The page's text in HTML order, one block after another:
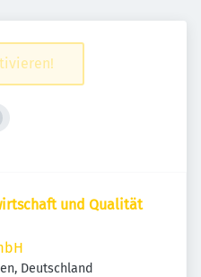
und Qualität
Deutschland